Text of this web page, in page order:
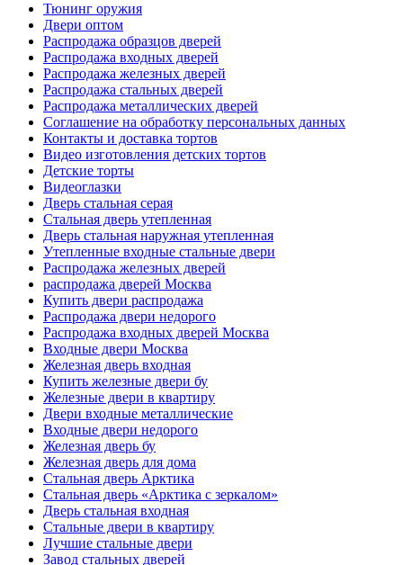
Тюнинг оружия
Двери оптом
Распродажа образцов дверей
Распродажа входных дверей
Распродажа железных дверей
Распродажа стальных дверей
Распродажа металлических дверей
Соглашение на обработку персональных данных
Контакты и доставка тортов
Видео изготовления детских тортов
Детские торты
Видеоглазки
Дверь стальная серая
Стальная дверь утепленная
Дверь стальная наружная утепленная
Утепленные входные стальные двери
Распродажа железных дверей
распродажа дверей Москва
Купить двери распродажа
Распродажа двери недорого
Распродажа входных дверей Москва
Входные двери Москва
Железная дверь входная
Купить железные двери бу
Железные двери в квартиру
Двери входные металлические
Входные двери недорого
Железная дверь бу
Железная дверь для дома
Стальная дверь Арктика
Стальная дверь «Арктика с зеркалом»
Дверь стальная входная
Стальные двери в квартиру
Лучшие стальные двери
Завод стальных дверей